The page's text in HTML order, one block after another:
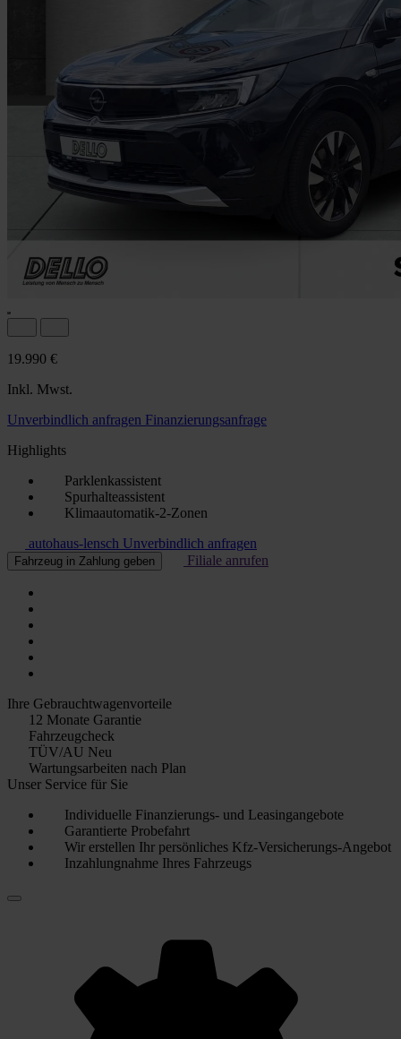
19.990 €
Inkl. Mwst.
Unverbindlich anfragen Finanzierungsanfrage
Highlights
Parklenkassistent
Spurhalteassistent
Klimaautomatik-2-Zonen
autohaus-lensch Unverbindlich anfragen
Fahrzeug in Zahlung geben Filiale anrufen
Ihre Gebrauchtwagenvorteile
12 Monate Garantie
Fahrzeugcheck
TÜV/AU Neu
Wartungsarbeiten nach Plan
Unser Service für Sie
Individuelle Finanzierungs- und Leasingangebote
Garantierte Probefahrt
Wir erstellen Ihr persönliches Kfz-Versicherungs-Angebot
Inzahlungnahme Ihres Fahrzeugs